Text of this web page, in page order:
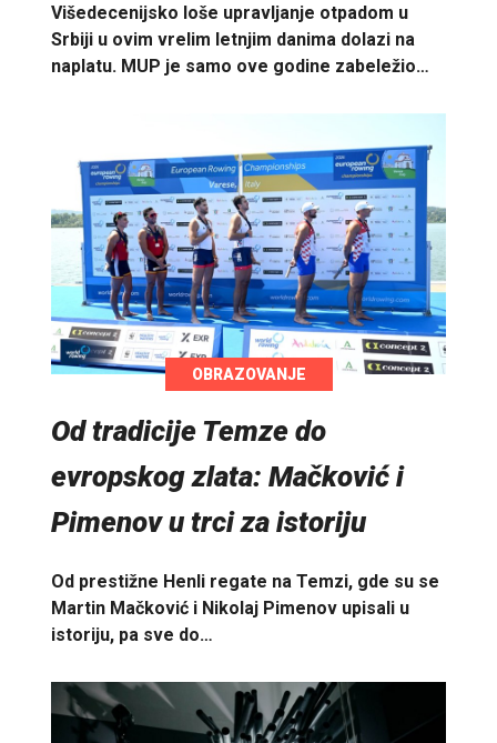
Višedecenijsko loše upravljanje otpadom u
Srbiji u ovim vrelim letnjim danima dolazi na
naplatu. MUP je samo ove godine zabeležio…
OBRAZOVANJE
Od tradicije Temze do
evropskog zlata: Mačković i
Pimenov u trci za istoriju
Od prestižne Henli regate na Temzi, gde su se
Martin Mačković i Nikolaj Pimenov upisali u
istoriju, pa sve do…